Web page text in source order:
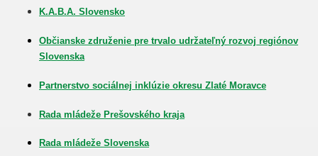
K.A.B.A. Slovensko
Občianske združenie pre trvalo udržateľný rozvoj regiónov
Slovenska
Partnerstvo sociálnej inklúzie okresu Zlaté Moravce
Rada mládeže Prešovského kraja
Rada mládeže Slovenska
KŁODZKO